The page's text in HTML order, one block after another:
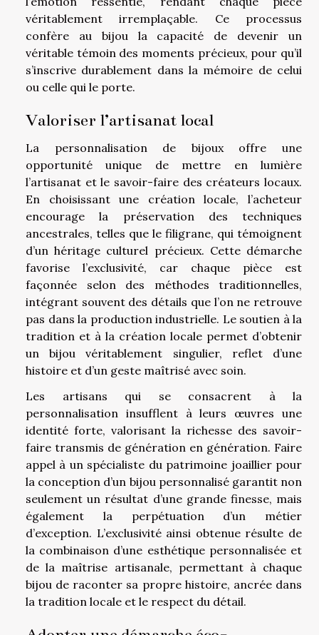
véritablement irremplaçable. Ce processus
confère au bijou la capacité de devenir un
véritable témoin des moments précieux, pour qu’il
s’inscrive durablement dans la mémoire de celui
ou celle qui le porte.
Valoriser l’artisanat local
La personnalisation de bijoux offre une
opportunité unique de mettre en lumière
l’artisanat et le savoir-faire des créateurs locaux.
En choisissant une création locale, l’acheteur
encourage la préservation des techniques
ancestrales, telles que le filigrane, qui témoignent
d’un héritage culturel précieux. Cette démarche
favorise l’exclusivité, car chaque pièce est
façonnée selon des méthodes traditionnelles,
intégrant souvent des détails que l’on ne retrouve
pas dans la production industrielle. Le soutien à la
tradition et à la création locale permet d’obtenir
un bijou véritablement singulier, reflet d’une
histoire et d’un geste maîtrisé avec soin.
Les artisans qui se consacrent à la
personnalisation insufflent à leurs œuvres une
identité forte, valorisant la richesse des savoir-
faire transmis de génération en génération. Faire
appel à un spécialiste du patrimoine joaillier pour
la conception d’un bijou personnalisé garantit non
seulement un résultat d’une grande finesse, mais
également la perpétuation d’un métier
d’exception. L’exclusivité ainsi obtenue résulte de
la combinaison d’une esthétique personnalisée et
de la maîtrise artisanale, permettant à chaque
bijou de raconter sa propre histoire, ancrée dans
la tradition locale et le respect du détail.